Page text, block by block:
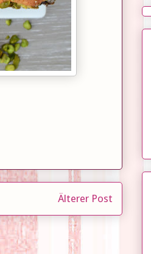
Älterer Post